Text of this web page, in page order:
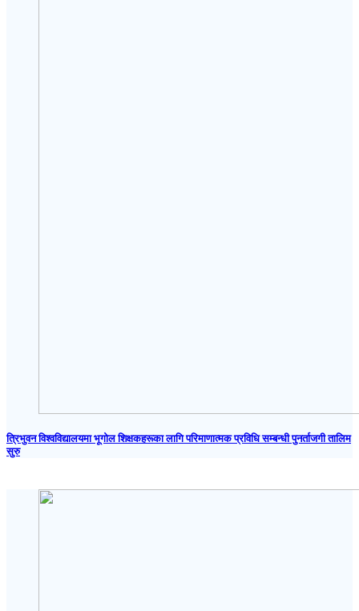
त्रिभुवन विश्वविद्यालयमा भूगोल शिक्षकहरूका लागि परिमाणात्मक प्रविधि सम्बन्धी पुनर्ताजगी तालिम
सुरु